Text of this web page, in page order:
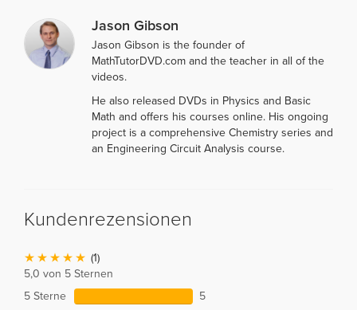
Jason Gibson
Jason Gibson is the founder of
MathTutorDVD.com and the teacher in all of the
videos.
He also released DVDs in Physics and Basic
Math and offers his courses online. His ongoing
project is a comprehensive Chemistry series and
an Engineering Circuit Analysis course.
Kundenrezensionen
(1)
5,0 von 5 Sternen
5 Sterne
5